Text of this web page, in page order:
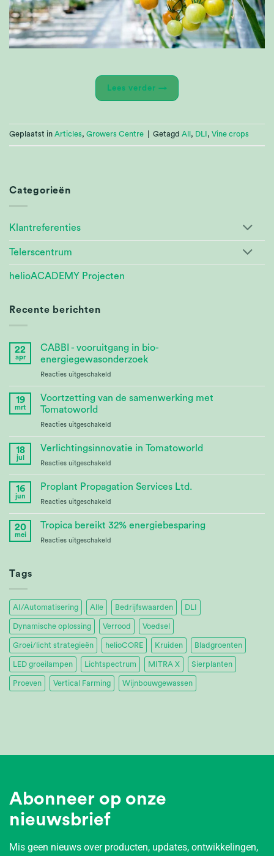
Lees verder →
Geplaatst in Articles, Growers Centre Getagd All , DLI , Vine crops
Categorieën
Klantreferenties
Telerscentrum
helioACADEMY Projecten
Recente berichten
22
apr
CABBI - vooruitgang in bio-
energiegewasonderzoek
Reacties uitgeschakeld
Research
19
mrt
Voortzetting van de samenwerking met
Tomatoworld
Reacties uitgeschakeld
Partnership
18
jul
Verlichtingsinnovatie in Tomatoworld
Reacties uitgeschakeld
Innovation
16
jun
Proplant Propagation Services Ltd.
Reacties uitgeschakeld
Propagation
20
mei
Tropica bereikt 32% energiebesparing
Reacties uitgeschakeld
Tags
AI/Automatisering Alle Bedrijfswaarden DLI
Dynamische oplossing Verrood Voedsel
Groei/licht strategieën helioCORE Kruiden Bladgroenten
LED groeilampen Lichtspectrum MITRA X Sierplanten
Proeven Vertical Farming Wijnbouwgewassen
Abonneer op onze
nieuwsbrief
Mis geen nieuws over producten, updates, ontwikkelingen,